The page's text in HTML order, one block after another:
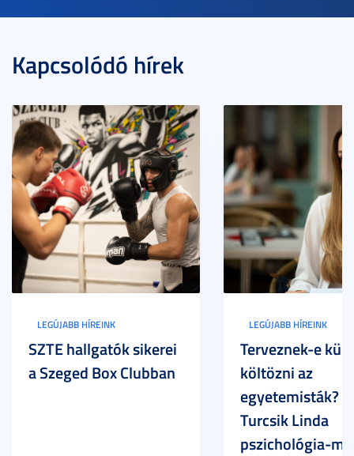
Kapcsolódó hírek
LEGÚJABB HÍREINK
SZTE hallgatók sikerei
a Szeged Box Clubban
LEGÚJABB HÍREINK
Terveznek-e
költözni az
egyetemisták? –
Turcsik Linda
pszichológia-